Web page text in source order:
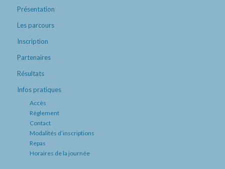
Présentation
Les parcours
Inscription
Partenaires
Résultats
Infos pratiques
Accès
Règlement
Contact
Modalités d’inscriptions
Repas
Horaires de la journée